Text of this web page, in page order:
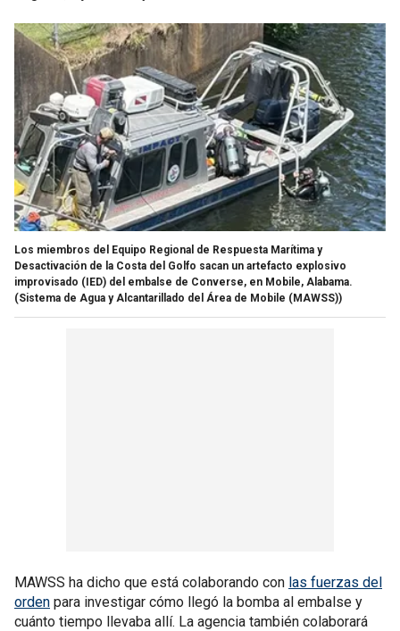
Los miembros del Equipo Regional de Respuesta Marítima y
Desactivación de la Costa del Golfo sacan un artefacto explosivo
improvisado (IED) del embalse de Converse, en Mobile, Alabama.
(Sistema de Agua y Alcantarillado del Área de Mobile (MAWSS))
MAWSS ha dicho que está colaborando con las fuerzas del
orden para investigar cómo llegó la bomba al embalse y
cuánto tiempo llevaba allí. La agencia también colaborará